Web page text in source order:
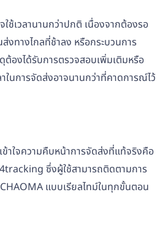
ช้เวลานานกว่าปกติ เนื่องจากต้องรอ
งทางไกลที่ช้าลง หรือกระบวนการ
องได้รับการตรวจสอบเพิ่มเติมหรือ
ในการจัดส่งอาจนานกว่าที่คาดการณ์ไว้
าใจความคืบหน้าการจัดส่งที่แท้จริงคือ
ซึ่งผู้ใช้สามารถติดตามการ
แบบเรียลไทม์ในทุกขั้นตอน